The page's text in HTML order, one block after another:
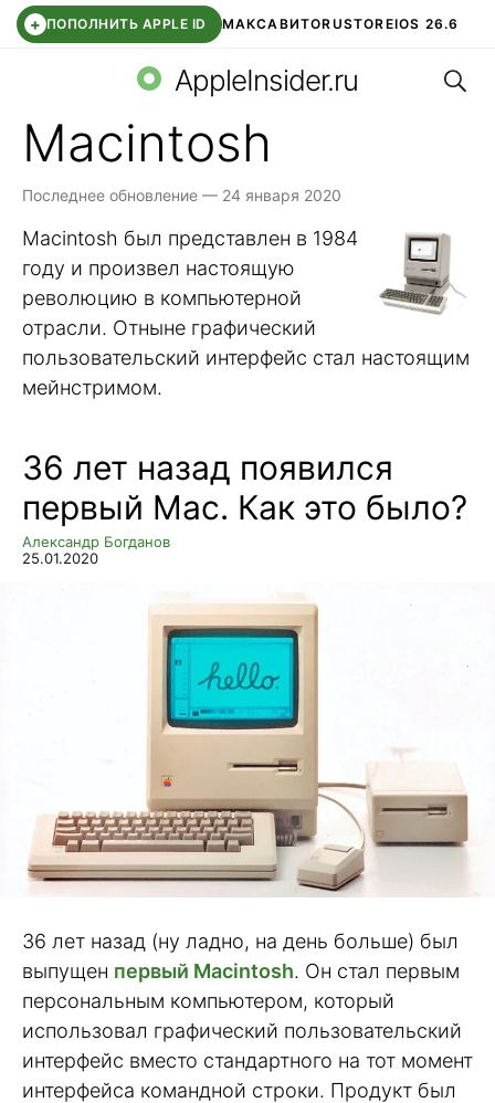
+ ПОПОЛНИТЬ APPLE ID МАКСАВИТОRUSTOREIOS 26.6
СБЕР КИДС ВТБ ОНЛАЙН ЧАТ В ROBLOX
AppleInsider.ru
Macintosh
Последнее обновление — 24 января 2020
Macintosh был представлен в 1984
году и произвел настоящую
революцию в компьютерной
отрасли. Отныне графический
пользовательский интерфейс стал настоящим
мейнстримом.
36 лет назад появился
первый Mac. Как это было?
Александр Богданов
25.01.2020
36 лет назад (ну ладно, на день больше) был
выпущен первый Macintosh. Он стал первым
персональным компьютером, который
использовал графический пользовательский
интерфейс вместо стандартного на тот момент
интерфейса командной строки. Продукт был